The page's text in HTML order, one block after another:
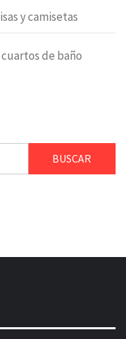
y camisetas
de baño